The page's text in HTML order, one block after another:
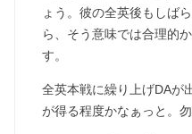
ょう。彼の全英後もしば
ら、そう意味では合理的
す。
全英本戦に繰り上げDAが
が得る程度かなぁっと。